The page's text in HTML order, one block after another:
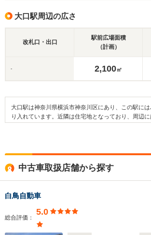
大口駅周辺の広さ
改札口・出口
駅前広場面積
（計画）
- 2,100㎡
大口駅は神奈川県横浜市神奈川区にあり、この駅に
り入れています。近隣は住宅地となっており、周辺
在する医療機関としては大口東総合病院や仁恵病院
横浜市立浦島小学校といった教育施設があり、寺尾
周囲にあります。交通面においては、国道1号線や県
線といった道路が近隣エリアの主要道路にあたります
中古車取扱店舗から探す
白鳥自動車
総合評価：
5.0